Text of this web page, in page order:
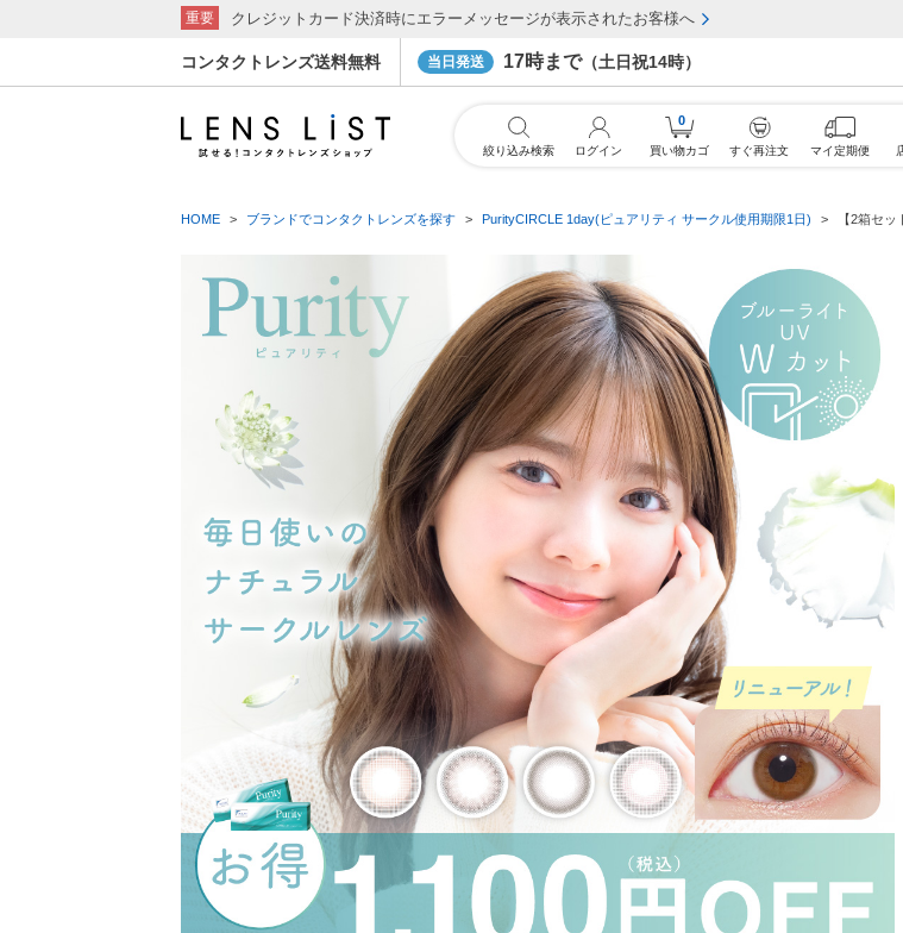
コンタクトレンズ送料無料 当日発送 17時まで（土日祝14時）
重要 クレジットカード決済時にエラーメッセージが表示されたお客様へ
HOME ブランドでコンタクトレンズを探す PurityCIRCLE 1day(ピュアリティ サークル使用期限1日) 【2箱セ
絞り込み検索 ログイン
0
買い物カゴ すぐ再注文 マイ定期便